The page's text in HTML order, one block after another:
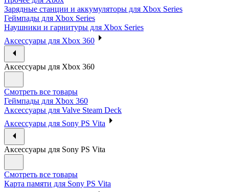
Зарядные станции и аккумуляторы для Xbox Series
Геймпады для Xbox Series
Наушники и гарнитуры для Xbox Series
Аксессуары для Xbox 360
Аксессуары для Xbox 360
Смотреть все товары
Геймпады для Xbox 360
Аксессуары для Valve Steam Deck
Аксессуары для Sony PS Vita
Аксессуары для Sony PS Vita
Смотреть все товары
Карта памяти для Sony PS Vita